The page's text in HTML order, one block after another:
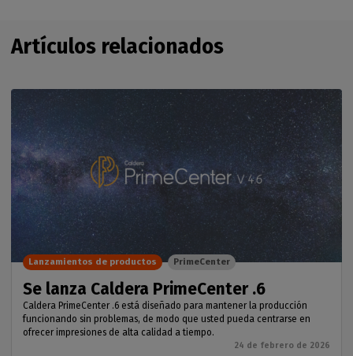
Artículos relacionados
Se lanza Caldera PrimeCenter .6
Caldera PrimeCenter .6 está diseñado para mantener la producción
funcionando sin problemas, de modo que usted pueda centrarse en
ofrecer impresiones de alta calidad a tiempo.
24 de febrero de 2026
Lanzamientos de productos PrimeCenter